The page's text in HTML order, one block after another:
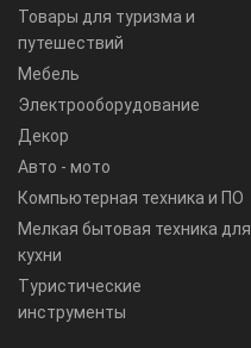
Товары для туризма и
путешествий
Мебель
Электрооборудование
Декор
Авто - мото
Компьютерная техника и ПО
Мелкая бытовая техника для
кухни
Туристические
инструменты